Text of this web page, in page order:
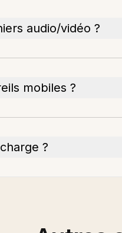
audio/vidéo ?
mobiles ?
?